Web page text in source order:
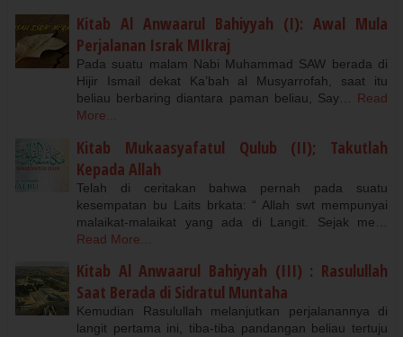
Kitab Al Anwaarul Bahiyyah (I): Awal Mula
Perjalanan Israk MIkraj
Pada suatu malam Nabi Muhammad SAW berada di
Hijir Ismail dekat Ka’bah al Musyarrofah, saat itu
beliau berbaring diantara paman beliau, Say… Read
More...
Kitab Mukaasyafatul Qulub (II); Takutlah
Kepada Allah
Telah di ceritakan bahwa pernah pada suatu
kesempatan bu Laits brkata: “ Allah swt mempunyai
malaikat-malaikat yang ada di Langit. Sejak me…
Read More...
Kitab Al Anwaarul Bahiyyah (III) : Rasulullah
Saat Berada di Sidratul Muntaha
Kemudian Rasulullah melanjutkan perjalanannya di
langit pertama ini, tiba-tiba pandangan beliau tertuju